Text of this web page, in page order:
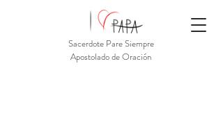
Sacerdote Pare Siempre
Apostolado de Oración